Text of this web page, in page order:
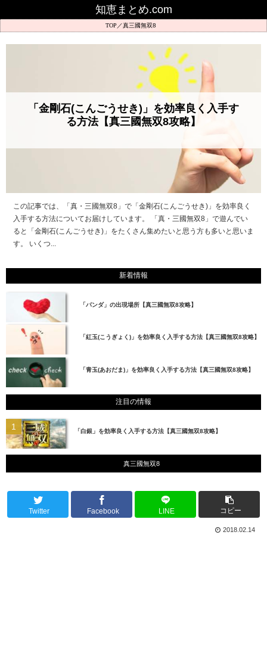
知恵まとめ.com
真三國無双8
「金剛石(こんごうせき)」を効率良く入手す
る方法【真三國無双8攻略】
この記事では、「真・三國無双8」で「金剛石(こんごうせき)」を効率良く
入手する方法についてお届けしています。 「真・三國無双8」で遊んでい
ると「金剛石(こんごうせき)」をたくさん集めたいと思う方も多いと思いま
す。 いくつ...
新着情報
「パンダ」の出現場所【真三國無双8攻略】
「紅玉(こうぎょく)」を効率良く入手する方法【真三國無双8攻略】
「青玉(あおだま)」を効率良く入手する方法【真三國無双8攻略】
注目の情報
「白銀」を効率良く入手する方法【真三國無双8攻略】
真三國無双8
Twitter Facebook LINE コピー
2018.02.14